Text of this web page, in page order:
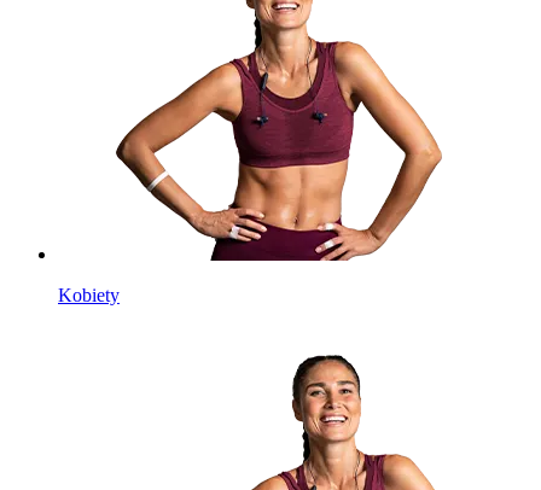
Kobiety